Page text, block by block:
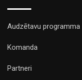
Audzētavu programma
Komanda
Partneri